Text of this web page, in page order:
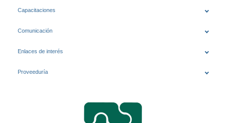
Capacitaciones
Comunicación
Enlaces de interés
Proveeduría